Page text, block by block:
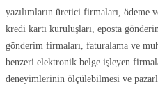
yazılımların üretici firmaları, ödeme
kredi kartı kuruluşları, eposta
gönderim firmaları, faturalama ve
benzeri elektronik belge işleyen
deneyimlerinin ölçülebilmesi ve